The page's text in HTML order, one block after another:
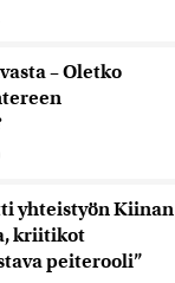
– Oletko
yhteistyön Kiinan
kriitikot
peiterooli”